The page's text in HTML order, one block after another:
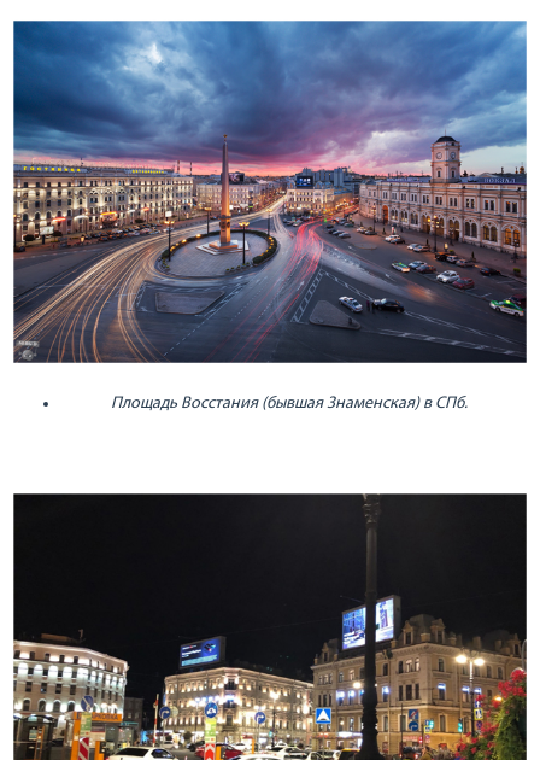
Площадь Восстания (бывшая Знаменская) в СПб.